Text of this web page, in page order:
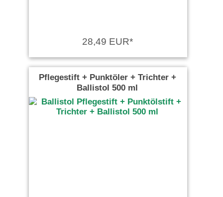
28,49 EUR*
Pflegestift + Punktöler + Trichter +
Ballistol 500 ml